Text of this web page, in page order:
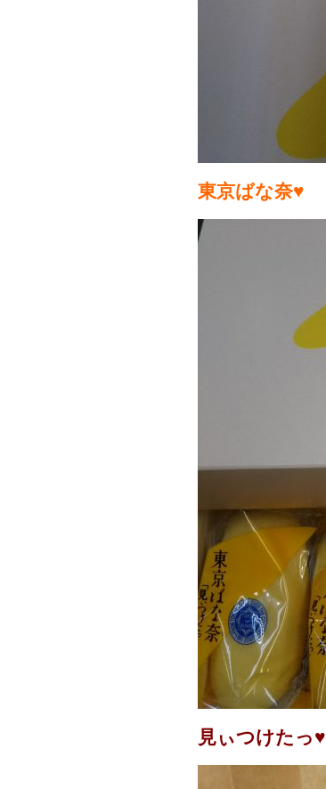
東京ばな奈♥
見ぃつけたっ♥